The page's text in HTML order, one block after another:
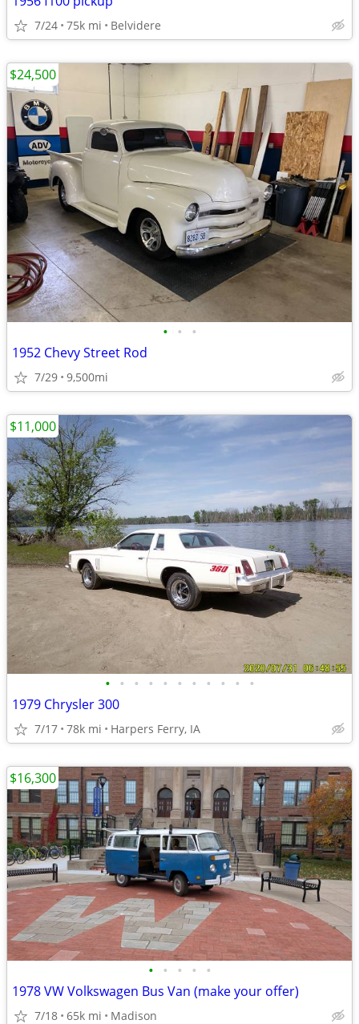
7/24 75k mi Belvidere
• • •
1952 Chevy Street Rod
7/29 9,500mi
$24,500
• • • • • • • • • • •
1979 Chrysler 300
7/17 78k mi Harpers Ferry, IA
$11,000
• • • • •
1978 VW Volkswagen Bus Van (make your offer)
7/18 65k mi Madison
$16,300